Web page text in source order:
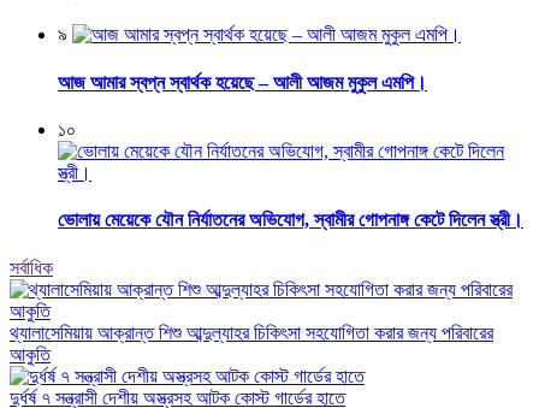
৯
আজ আমার স্বপ্ন স্বার্থক হয়েছে – আলী আজম মুকুল এমপি।
১০
ভোলায় মেয়েকে যৌন নির্যাতনের অভিযোগ, স্বামীর গোপনাঙ্গ কেটে দিলেন স্ত্রী।
সর্বাধিক
থ্যালাসেমিয়ায় আক্রান্ত শিশু আব্দুল্যাহর চিকিৎসা সহযোগিতা করার জন্য পরিবারের
আকুতি
দুর্ধর্ষ ৭ সন্ত্রাসী দেশীয় অস্ত্রসহ আটক কোস্ট গার্ডের হাতে